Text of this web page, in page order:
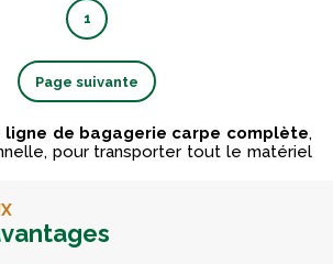
1
Page suivante
ligne de bagagerie carpe complète,
pour transporter tout le matériel